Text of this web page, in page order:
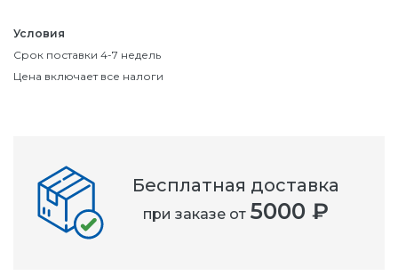
Условия
Срок поставки 4-7 недель
Цена включает все налоги
Бесплатная доставка
при заказе от 5000 ₽